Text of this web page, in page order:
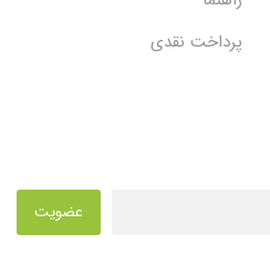
پرداخت نقدی
عضویت